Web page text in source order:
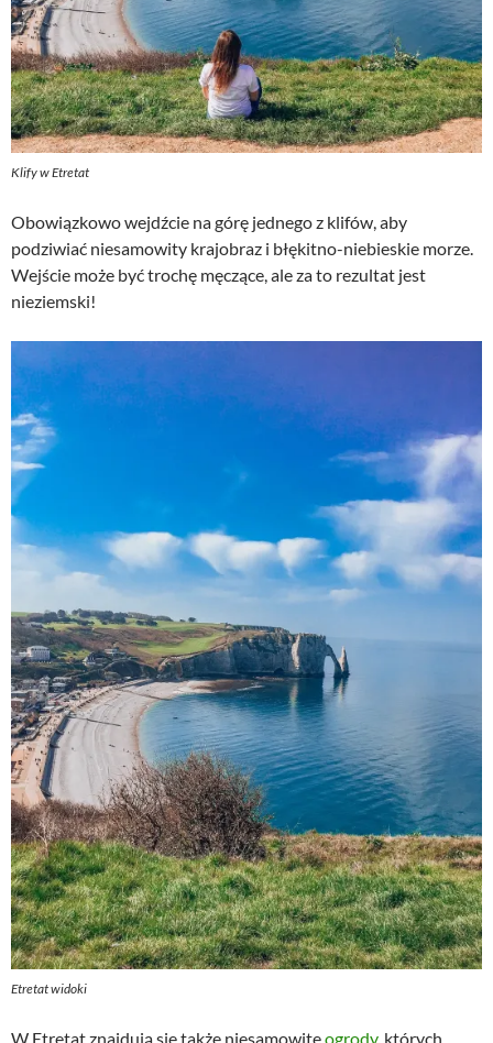
Klify w Etretat
Obowiązkowo wejdźcie na górę jednego z klifów, aby
podziwiać niesamowity krajobraz i błękitno-niebieskie morze.
Wejście może być trochę męczące, ale za to rezultat jest
nieziemski!
Etretat widoki
W Etretat znajdują się także niesamowiteogrody, których